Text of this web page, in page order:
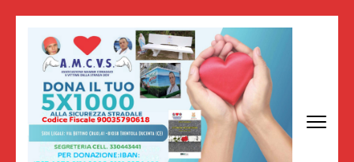
contenuto
(premi
invio)